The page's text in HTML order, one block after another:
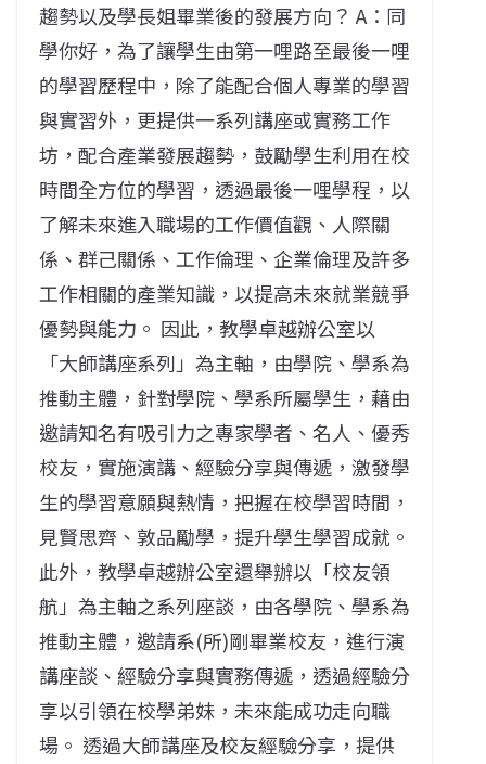
趨勢以及學長姐畢業後的發展方向？ A：同
學你好，為了讓學生由第一哩路至最後一哩
的學習歷程中，除了能配合個人專業的學習
與實習外，更提供一系列講座或實務工作
坊，配合產業發展趨勢，鼓勵學生利用在校
時間全方位的學習，透過最後一哩學程，以
了解未來進入職場的工作價值觀、人際關
係、群己關係、工作倫理、企業倫理及許多
工作相關的產業知識，以提高未來就業競爭
優勢與能力。 因此，教學卓越辦公室以
「大師講座系列」為主軸，由學院、學系為
推動主體，針對學院、學系所屬學生，藉由
邀請知名有吸引力之專家學者、名人、優秀
校友，實施演講、經驗分享與傳遞，激發學
生的學習意願與熱情，把握在校學習時間，
見賢思齊、敦品勵學，提升學生學習成就。
此外，教學卓越辦公室還舉辦以「校友領
航」為主軸之系列座談，由各學院、學系為
推動主體，邀請系(所)剛畢業校友，進行演
講座談、經驗分享與實務傳遞，透過經驗分
享以引領在校學弟妹，未來能成功走向職
場。 透過大師講座及校友經驗分享，提供